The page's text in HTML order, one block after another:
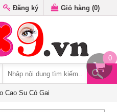
0
Đăng ký Giỏ hàng (0)
Cao Su Có Gai